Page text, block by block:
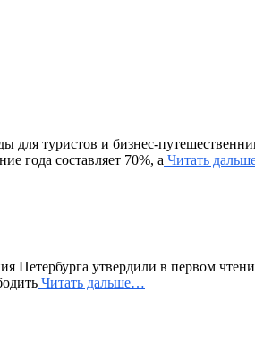
для туристов и бизнес-
года составляет 70%, а Читать
утвердили в первом
Читать дальше…